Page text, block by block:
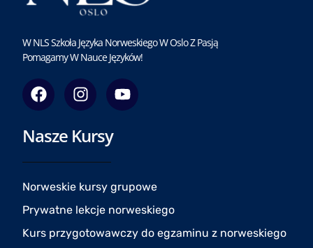
W NLS Szkoła Języka Norweskiego W Oslo Z Pasją
Pomagamy W Nauce Języków!
F
a
e
o
o
I
n
t
g
r
m
Y
o
e
Nasze Kursy
Norweskie kursy grupowe
Prywatne lekcje norweskiego
Kurs przygotowawczy do egzaminu z norweskiego